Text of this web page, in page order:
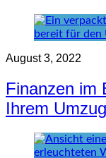
August 3, 2022
Finanzen im
Ihrem